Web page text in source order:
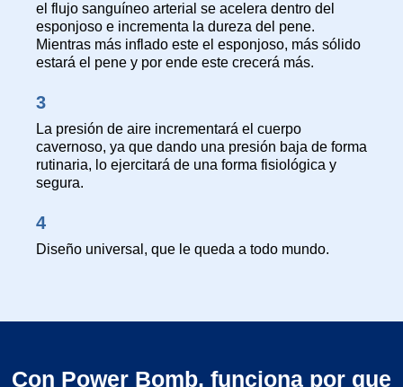
el flujo sanguíneo arterial se acelera dentro del
esponjoso e incrementa la dureza del pene.
Mientras más inflado este el esponjoso, más sólido
estará el pene y por ende este crecerá más.
3
La presión de aire incrementará el cuerpo
cavernoso, ya que dando una presión baja de forma
rutinaria, lo ejercitará de una forma fisiológica y
segura.
4
Diseño universal, que le queda a todo mundo.
Con Power Bomb, funciona por que